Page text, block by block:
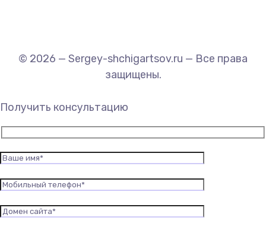
© 2026 — Sergey-shchigartsov.ru — Все права
защищены.
Получить консультацию